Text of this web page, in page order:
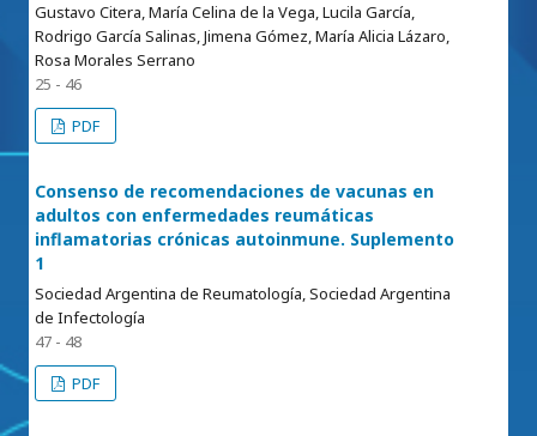
Gustavo Citera, María Celina de la Vega, Lucila García,
Rodrigo García Salinas, Jimena Gómez, María Alicia Lázaro,
Rosa Morales Serrano
25 - 46
PDF
Consenso de recomendaciones de vacunas en
adultos con enfermedades reumáticas
inflamatorias crónicas autoinmune. Suplemento
1
Sociedad Argentina de Reumatología, Sociedad Argentina
de Infectología
47 - 48
PDF